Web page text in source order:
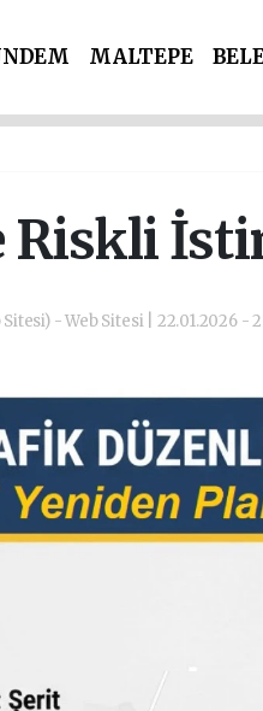
MALTEPE
Riskli
Sitesi) - Web Sitesi | 22.01.2026 -